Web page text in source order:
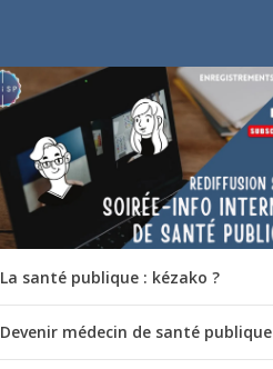
La santé publique : kézako ?
Devenir médecin de santé publique